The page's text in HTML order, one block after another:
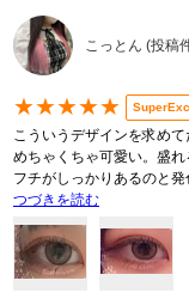
こっとん (投稿
★★★★★
こういうデザインを求めて
めちゃくちゃ可愛い。盛れ
フチがしっかりあるのと
つづきを読む